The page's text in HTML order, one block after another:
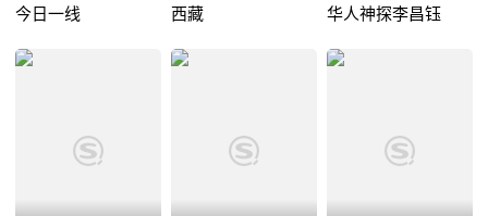
今日一线 西藏 华人神探李昌钰